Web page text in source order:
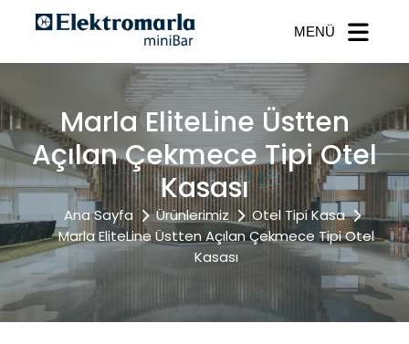
MENÜ
Marla EliteLine Üstten
Açılan Çekmece Tipi Otel
Kasası
Ana Sayfa Ürünlerimiz
Otel Tipi Kasa
Marla EliteLine Üstten Açılan Çekmece Tipi Otel
Kasası